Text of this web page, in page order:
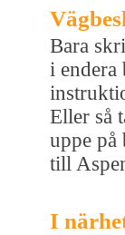
Bara
i
Eller så
uppe på
till
I